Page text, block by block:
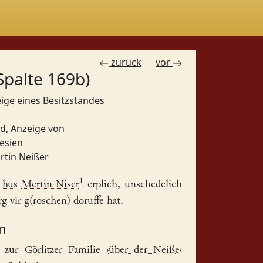
zurück vor
169b)
eines Besitzstandes
Anzeige von
Neißer
hus Mertin Niser1erplich, unschedelich
vir g(roschen) doruffe hat.
zur Görlitzer Familie ›über der Neiße‹